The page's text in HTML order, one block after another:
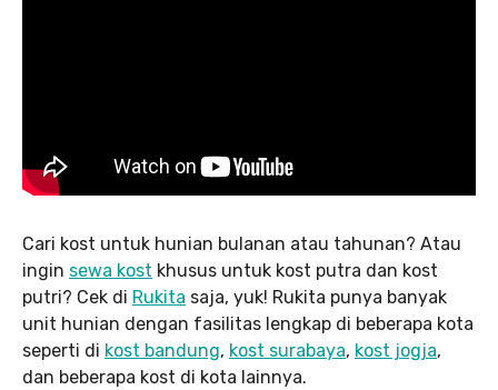
Cari kost untuk hunian bulanan atau tahunan? Atau
ingin sewa kost khusus untuk kost putra dan kost
putri? Cek di Rukita saja, yuk! Rukita punya banyak
unit hunian dengan fasilitas lengkap di beberapa kota
seperti di kost bandung, kost surabaya, kost jogja,
dan beberapa kost di kota lainnya.